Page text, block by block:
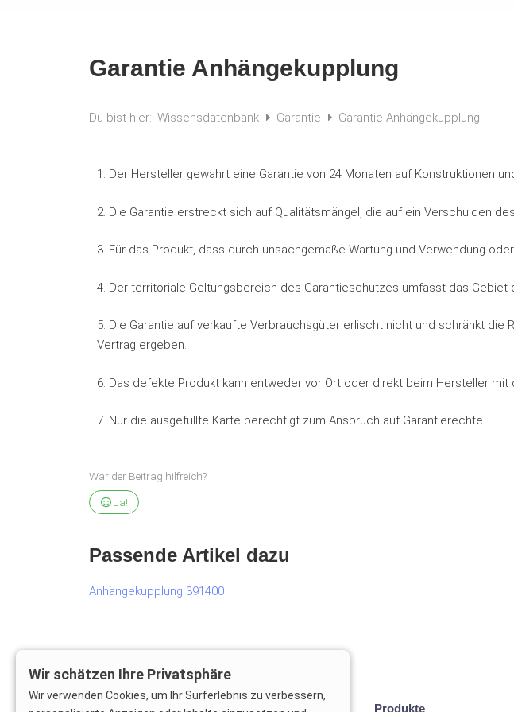
Garantie Anhängekupplung
Du bist hier: Wissensdatenbank Garantie Garantie Anhängekupplung
1. Der Hersteller gewährt eine Garantie von 24 Monaten auf Konstruktionen
2. Die Garantie erstreckt sich auf Qualitätsmängel, die auf ein Verschulden
3. Für das Produkt, dass durch unsachgemäße Wartung und Verwendung
4. Der territoriale Geltungsbereich des Garantieschutzes umfasst das Gebiet
5. Die Garantie auf verkaufte Verbrauchsgüter erlischt nicht und schränkt
Vertrag ergeben.
6. Das defekte Produkt kann entweder vor Ort oder direkt beim Hersteller
7. Nur die ausgefüllte Karte berechtigt zum Anspruch auf Garantierechte.
War der Beitrag hilfreich?
Ja!
Passende Artikel dazu
Anhängekupplung 391400
Produkte
Wir schätzen Ihre Privatsphäre
Wir verwenden Cookies, um Ihr Surferlebnis zu verbessern,